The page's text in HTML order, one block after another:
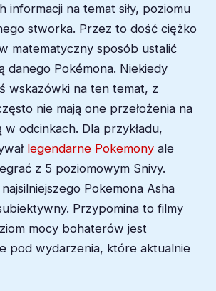
informacji na temat siły, poziomu
stworka. Przez to dość ciężko
matematyczny sposób ustalić
danego Pokémona. Niekiedy
wskazówki na ten temat, z
nie mają one przełożenia na
w odcinkach. Dla przykładu,
legendarne Pokemony ale
z 5 poziomowym Snivy.
Pokemona Asha
Przypomina to filmy
mocy bohaterów jest
pod wydarzenia, które aktualnie